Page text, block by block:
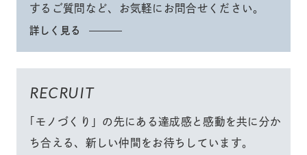
するご質問など、
お気軽にお問合せください。
詳しく見る
RECRUIT
「モノづくり」 の先にある達成感と感動を共に分か
ち合える、 新しい仲間をお待ちしています。